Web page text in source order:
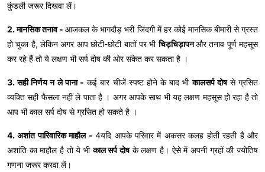
कुंडली जरूर दिखवा लें।
2. मानसिक तनाव -आजकल के भागदौड़ भरी जिंदगी में हर कोई मानसिक बीमारी से ग्रस्त
हो चुका है, लेकिन अगर आप छोटी-छोटी बातों पर भीचिड़चिड़ापनऔर तनाव पूर्ण महसूस
कर रहे हैं तो ये लक्षण भी सर्प दोष की ओर संकेत कर सकता है ।
3. सही निर्णय न ले पाना - कई बार चीजें स्पष्ट होने के बाद भीकालसर्प दोषसे ग्रसित
व्यक्ति सही फैसला नहीं ले पाता है । अगर आपके साथ भी यह लक्षण महसूस हो रहा है तो
आप भी काल सर्प दोष से ग्रसित हो सकते है ।
4. अशांत पारिवारिक माहौल -4यदि आपके परिवार में अकसर कलह होती रहती है और
अशांति का माहौल है तो ये भीकाल सर्प दोषके लक्षण है। ऐसे में अपनी ग्रहों की ज्योतिष
गणना जरूर करवा लें।